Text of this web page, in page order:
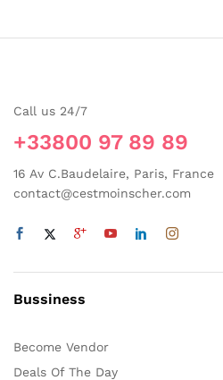
peuvent
choisies
sur
la
du
Call us 24/7
+33800 97 89 89
16 Av C.Baudelaire, Paris, France
contact@cestmoinscher.com
Bussiness
Become Vendor
Deals Of The Day